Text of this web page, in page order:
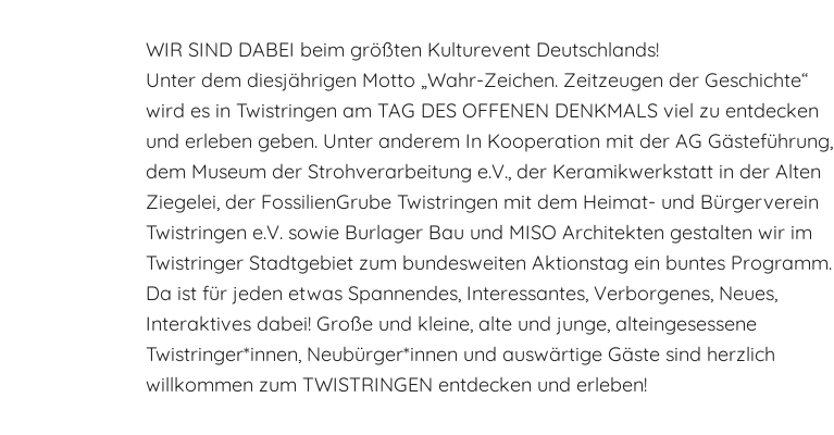
WIR SIND DABEI beim größten Kulturevent Deutschlands!
Unter dem diesjährigen Motto „Wahr-Zeichen. Zeitzeugen der Geschichte“
wird es in Twistringen am TAG DES OFFENEN DENKMALS viel zu entdecken
und erleben geben. Unter anderem In Kooperation mit der AG Gästeführung,
dem Museum der Strohverarbeitung e.V., der Keramikwerkstatt in der Alten
Ziegelei, der FossilienGrube Twistringen mit dem Heimat- und Bürgerverein
Twistringen e.V. sowie Burlager Bau und MISO Architekten gestalten wir im
Twistringer Stadtgebiet zum bundesweiten Aktionstag ein buntes Programm.
Da ist für jeden etwas Spannendes, Interessantes, Verborgenes, Neues,
Interaktives dabei! Große und kleine, alte und junge, alteingesessene
Twistringer*innen, Neubürger*innen und auswärtige Gäste sind herzlich
willkommen zum TWISTRINGEN entdecken und erleben!